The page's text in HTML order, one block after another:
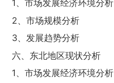
1、市场发展经济环境分析
2、市场规模分析
3、发展趋势分析
六、东北地区现状分析
1、市场发展经济环境分析